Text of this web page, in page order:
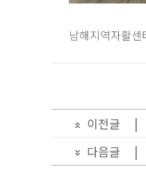
남해지역자활
이전글 |
다음글 |